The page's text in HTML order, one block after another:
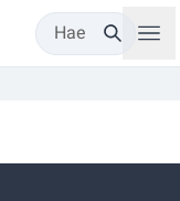
Hae